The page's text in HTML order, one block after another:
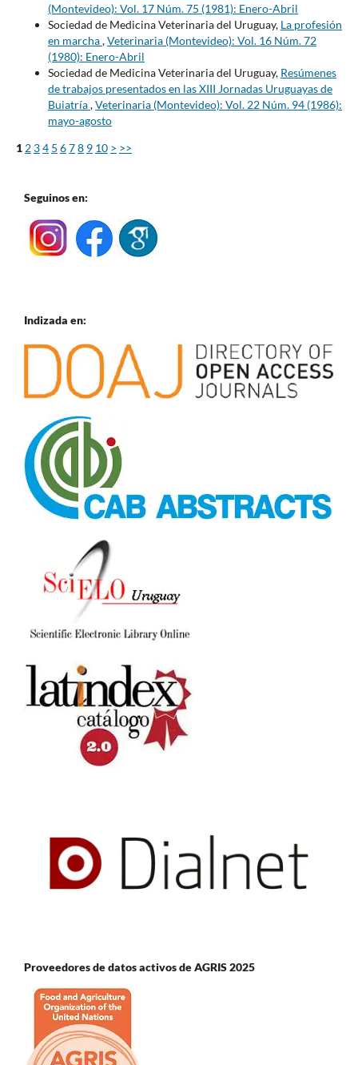
(Montevideo): Vol. 17 Núm. 75 (1981): Enero-Abril
Sociedad de Medicina Veterinaria del Uruguay, La profesión
en marcha,Veterinaria (Montevideo): Vol. 16 Núm. 72
(1980): Enero-Abril
Sociedad de Medicina Veterinaria del Uruguay, Resúmenes
de trabajos presentados en las XIII Jornadas Uruguayas de
Buiatría,Veterinaria (Montevideo): Vol. 22 Núm. 94 (1986):
mayo-agosto
1 2 34 5 678 9 10 > >>
Seguinos en:
Indizada en:
Proveedores de datos activos de AGRIS 2025